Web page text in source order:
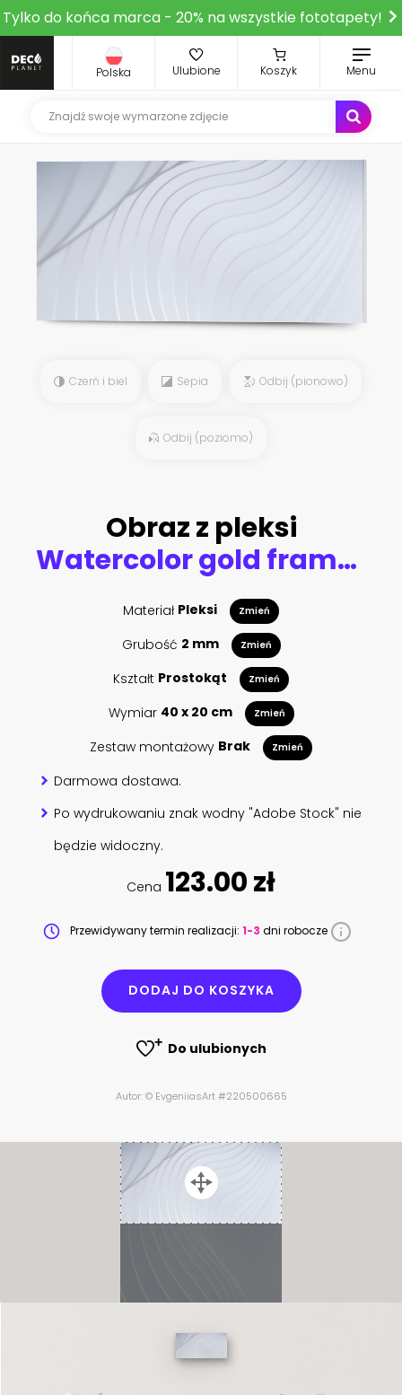
Tylko do końca marca - 20% na wszystkie fototapety!
Polska Ulubione Koszyk Menu
Czerń i biel Sepia Odbij (pionowo)
Odbij (poziomo)
Obraz z pleksi
Watercolor gold frames set in soft pastel pink and blue colors. Polygonal heart shape.
Materiał Pleksi Zmień
Grubość 2 mm Zmień
Kształt Prostokąt Zmień
Wymiar 40 x 20 cm Zmień
Zestaw montażowy Brak Zmień
Darmowa dostawa.
Po wydrukowaniu znak wodny "Adobe Stock" nie
będzie widoczny.
Cena 123.00 zł
Przewidywany termin realizacji: 1-3 dni robocze
DODAJ DO KOSZYKA
Do ulubionych
Autor: © EvgeniiasArt #220500665